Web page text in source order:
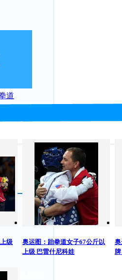
道
级
奥运图：跆拳道女子67公斤以
上级 巴雷什尼科娃